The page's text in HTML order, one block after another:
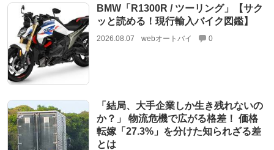
BMW「R1300R / ツーリング」【サク
ッと読める！現行輸入バイク図鑑】
2026.08.07 webオートバイ 0
「結局、大手企業しか生き残れないの
か？」 物流危機で広がる格差！ 価格
転嫁「27.3%」を分けた知られざる差
とは